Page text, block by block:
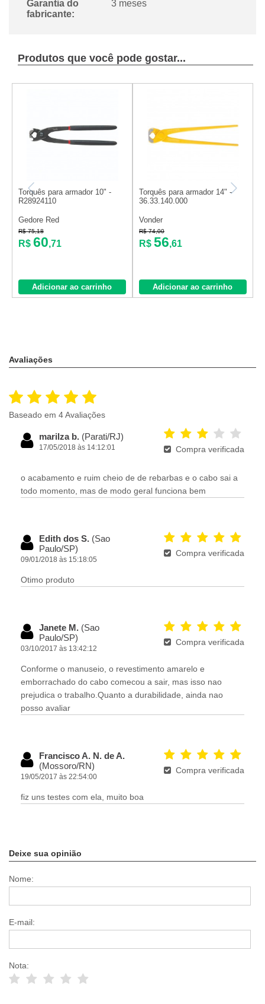
Garantia do
fabricante:
3 meses
Produtos que você pode gostar...
Torquês para armador 10" -
R28924110
Gedore Red
R$ 75,18
R$ 60,71
Adicionar ao carrinho
Torquês para armador 14" -
36.33.140.000
Vonder
R$ 74,00
R$ 56,61
Adicionar ao carrinho
Avaliações
Baseado em 4 Avaliações
marilza b. (Parati/RJ)
17/05/2018 às 14:12:01 Compra verificada
o acabamento e ruim cheio de de rebarbas e o cabo sai a
todo momento, mas de modo geral funciona bem
Edith dos S. (Sao
Paulo/SP)
09/01/2018 às 15:18:05
Compra verificada
Otimo produto
Janete M. (Sao
Paulo/SP)
03/10/2017 às 13:42:12
Compra verificada
Conforme o manuseio, o revestimento amarelo e
emborrachado do cabo comecou a sair, mas isso nao
prejudica o trabalho.Quanto a durabilidade, ainda nao
posso avaliar
Francisco A. N. de A.
(Mossoro/RN)
19/05/2017 às 22:54:00
Compra verificada
fiz uns testes com ela, muito boa
Deixe sua opinião
Nome:
E-mail:
Nota: